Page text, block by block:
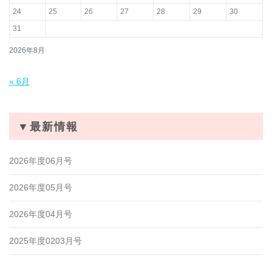
2026年8月
24
25 26 27 28 29
30
31
« 6月
▼最新情報
2026年度06月号
2026年度05月号
2026年度04月号
2025年度0203月号